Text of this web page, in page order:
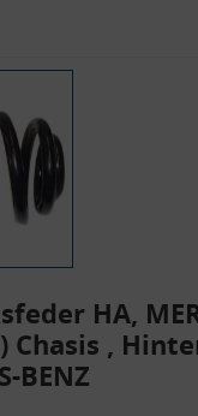
HA,
Chasis ,
BENZ